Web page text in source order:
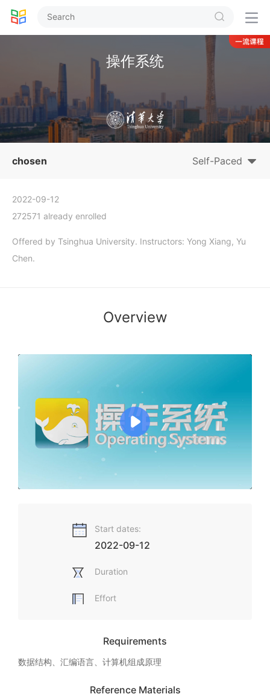
 
操作系统
chosen Self-Paced
2022-09-12
272571 already enrolled
Offered by Tsinghua University. Instructors: Yong Xiang, Yu
Chen.
Overview
Start dates:
2022-09-12
Duration
Effort
Requirements
数据结构、汇编语言、计算机组成原理
Reference Materials